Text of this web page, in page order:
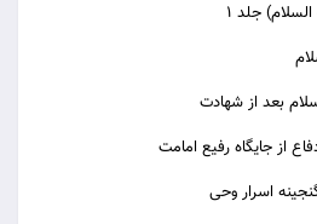
جلد 1
بعد از شهادت
از جایگاه رفیع امامت
اسرار وحی